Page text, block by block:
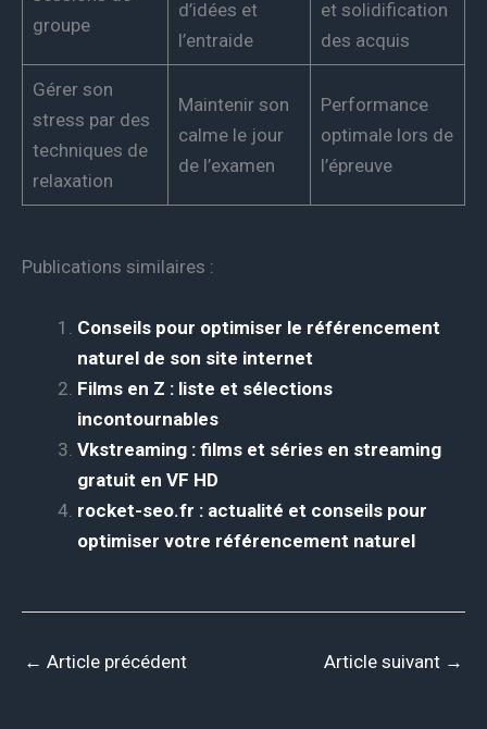
groupe
d’idées et
l’entraide
et solidification
des acquis
Gérer son
stress par des
techniques de
relaxation
Maintenir son
calme le jour
de l’examen
Performance
optimale lors de
l’épreuve
Publications similaires :
Conseils pour optimiser le référencement
naturel de son site internet
Films en Z : liste et sélections
incontournables
Vkstreaming : films et séries en streaming
gratuit en VF HD
rocket-seo.fr : actualité et conseils pour
optimiser votre référencement naturel
← Article précédent Article suivant →